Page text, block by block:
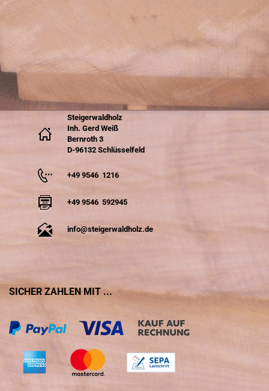
Steigerwaldholz
Inh. Gerd Weiß
Bernroth 3
D-96132 Schlüsselfeld
+49 9546 1216
+49 9546 592945
info@steigerwaldholz.de
SICHER ZAHLEN MIT ...